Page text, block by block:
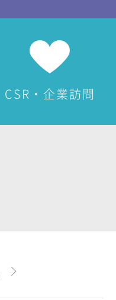
CSR・企業訪問